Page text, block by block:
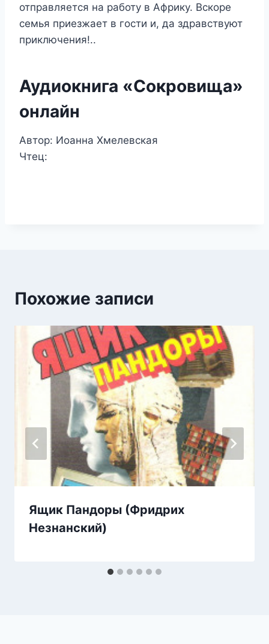
отправляется на работу в Африку. Вскоре
семья приезжает в гости и, да здравствуют
приключения!..
Аудиокнига «Сокровища»
онлайн
Автор: Иоанна Хмелевская
Чтец:
Похожие записи
Ящик Пандоры (Фридрих
Незнанский)